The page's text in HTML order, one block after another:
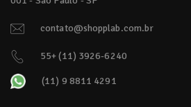
contato@shopplab.com.br
55+ (11) 3926-6240
(11) 9 8811 4291